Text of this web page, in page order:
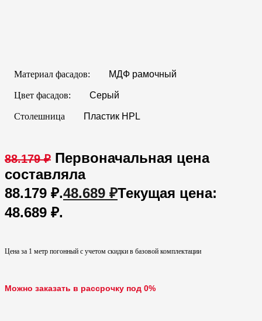
Материал фасадов: МДФ рамочный
Цвет фасадов: Серый
Столешница Пластик HPL
88.179₽ Первоначальная цена
составляла
88.179 ₽.48.689 ₽Текущая цена:
48.689 ₽.
Цена за 1 метр погонный с учетом скидки в базовой комплектации
Можно заказать в рассрочку под 0%